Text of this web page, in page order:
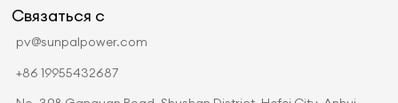
Связаться с
pv@sunpalpower.com
+86 19955432687